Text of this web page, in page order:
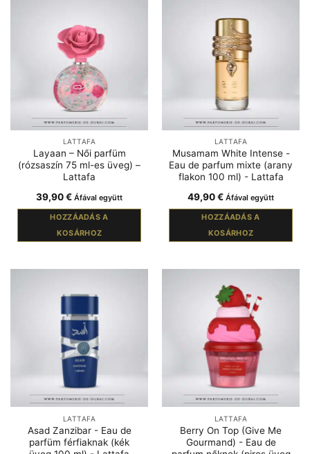
LATTAFA
Layaan – Női parfüm
(rózsaszín 75 ml-es üveg) –
Lattafa
39,90€ Áfával együtt
HOZZÁADÁS A
KOSÁRHOZ
LATTAFA
Musamam White Intense -
Eau de parfum mixte (arany
flakon 100 ml) - Lattafa
49,90€ Áfával együtt
HOZZÁADÁS A
KOSÁRHOZ
LATTAFA
Asad Zanzibar - Eau de
parfüm férfiaknak (kék
LATTAFA
Berry On Top (Give Me
Gourmand) - Eau de